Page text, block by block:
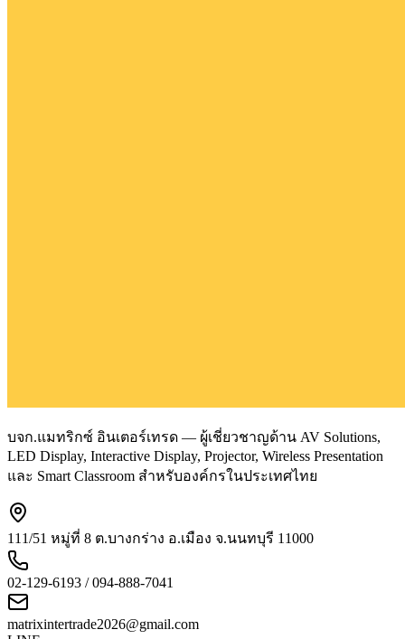
บจก.แมทริกซ์ อินเตอร์เทรด — ผู้เชี่ยวชาญด้าน AV Solutions,
LED Display, Interactive Display, Projector, Wireless Presentation
และ Smart Classroom สำหรับองค์กรในประเทศไทย
111/51 หมู่ที่ 8 ต.บางกร่าง อ.เมือง จ.นนทบุรี 11000
02-129-6193 / 094-888-7041
matrixintertrade2026@gmail.com